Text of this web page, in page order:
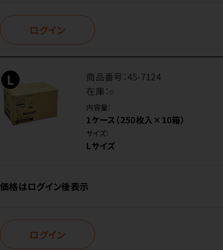
ログイン
商品番号：45-7124
在庫：○
内容量：
1ケース（250枚入×10箱）
サイズ：
Lサイズ
価格はログイン後表示
ログイン